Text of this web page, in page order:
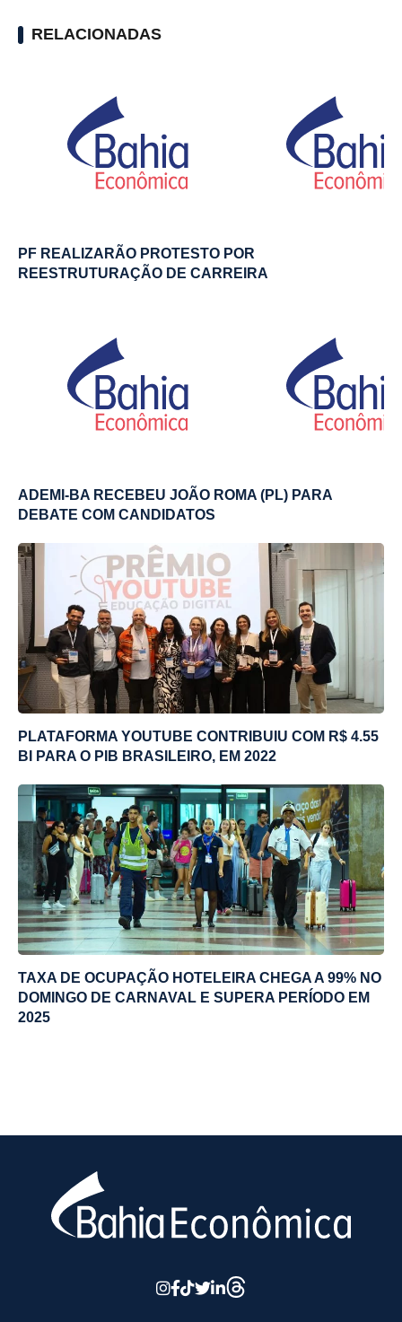
RELACIONADAS
PF REALIZARÃO PROTESTO POR
REESTRUTURAÇÃO DE CARREIRA
ADEMI-BA RECEBEU JOÃO ROMA (PL) PARA
DEBATE COM CANDIDATOS
PLATAFORMA YOUTUBE CONTRIBUIU COM R$ 4.55
BI PARA O PIB BRASILEIRO, EM 2022
TAXA DE OCUPAÇÃO HOTELEIRA CHEGA A 99% NO
DOMINGO DE CARNAVAL E SUPERA PERÍODO EM
2025